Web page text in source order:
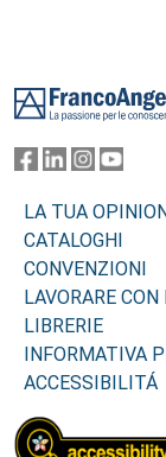
LA TUA
CATALOGHI
CONVENZIONI
LAVORARE CON
LIBRERIE
INFORMATIVA
ACCESSIBILITÁ